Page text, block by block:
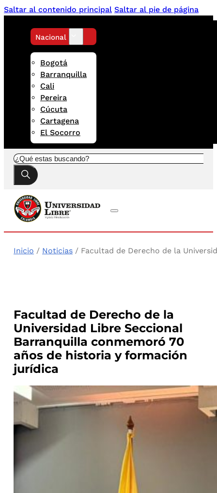
Saltar al contenido principal Saltar al pie de página
Nacional
Bogotá
Barranquilla
Cali
Pereira
Cúcuta
Cartagena
El Socorro
Buscar
Inicio / Noticias / Facultad de Derecho de la
Facultad de Derecho de la
Universidad Libre Seccional
Barranquilla conmemoró 70
años de historia y formación
jurídica